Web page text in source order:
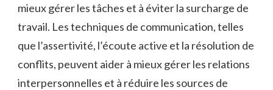
mieux gérer les tâches et à éviter la surcharge de
travail. Les techniques de communication, telles
que l’assertivité, l’écoute active et la résolution de
conflits, peuvent aider à mieux gérer les relations
interpersonnelles et à réduire les sources de